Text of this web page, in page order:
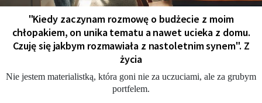
"Kiedy zaczynam rozmowę o budżecie z moim
chłopakiem, on unika tematu a nawet ucieka z domu.
Czuję się jakbym rozmawiała z nastoletnim synem". Z
życia
Nie jestem materialistką, która goni nie za uczuciami, ale za grubym
portfelem.